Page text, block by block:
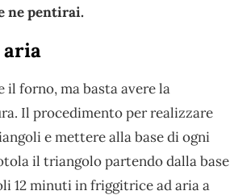
ne pentirai.
il forno, ma basta avere la
Il procedimento per realizzare
e mettere alla base di ogni
il triangolo partendo dalla base
12 minuti in friggitrice ad aria a